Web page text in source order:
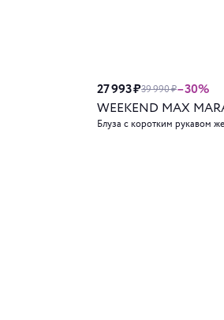
27 993 ₽39 990 ₽–30%
WEEKEND MAX
Блуза с коротким рукавом